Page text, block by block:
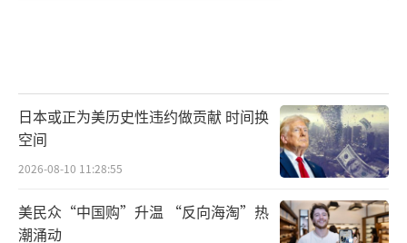
如今来看，这场贸易战已不仅仅关乎关
税，当全球经济体系的根基受到动摇，未来全
球市场将何去何从？这个问题比贸易战本身更
值得警惕。（责任编辑：张蕾 TT0001）
日本或正为美历史性违约做贡献 时间换
空间
2026-08-10 11:28:55
美民众“中国购”升温 “反向海淘”热
潮涌动